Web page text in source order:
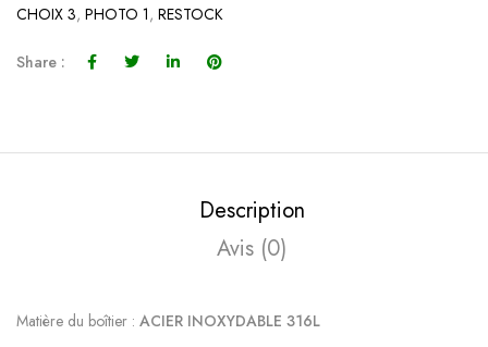
CHOIX 3, PHOTO 1, RESTOCK
Share :
Description
Avis (0)
Matière du boîtier : ACIER INOXYDABLE 316L